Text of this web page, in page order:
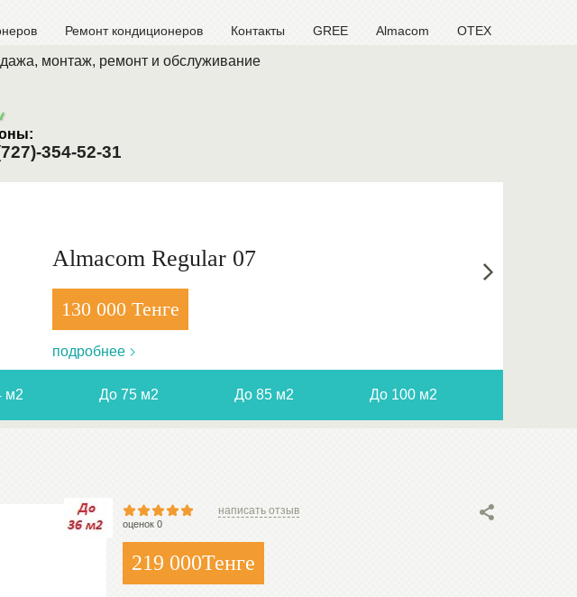
Ремонт кондиционеров Контакты GREE Almacom OTEX
монтаж, ремонт и обслуживание
354-52-31
Almacom Regular 07
130 000 Тенге
подробнее
м2 До 75 м2 До 85 м2 До 100 м2
оценок 0
написать отзыв
219 000Тенге